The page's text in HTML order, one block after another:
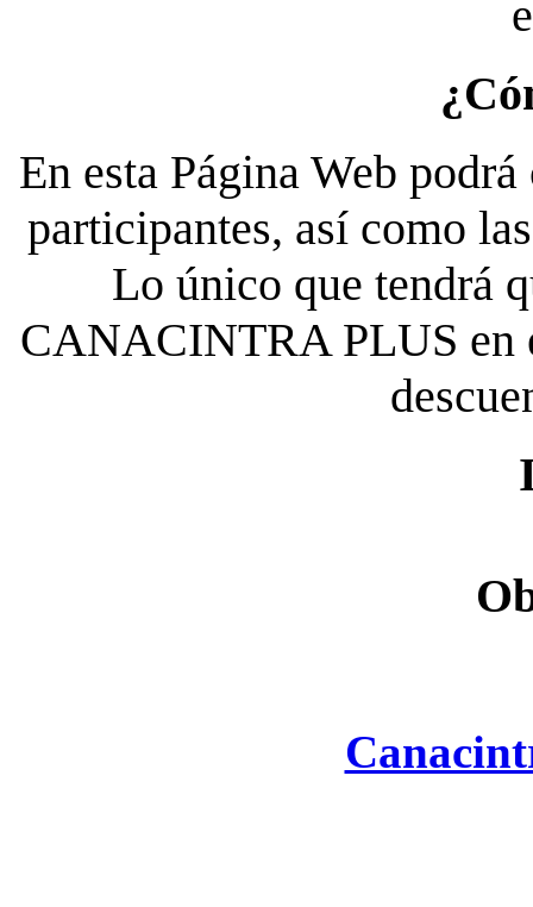
En esta Página Web
participantes, así como
Lo único que tendrá
CANACINTRA PLUS en